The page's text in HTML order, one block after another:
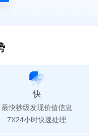
快
最快秒级发现价值信息
7X24小时快速处理